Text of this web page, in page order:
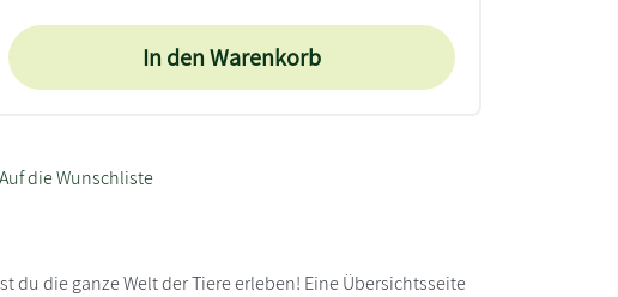
In den Warenkorb
die Wunschliste
die ganze Welt der Tiere erleben! Eine Übersichtsseite